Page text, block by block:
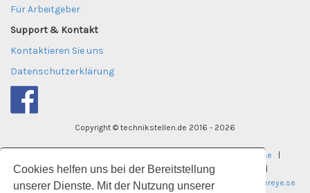
Cookies helfen uns bei der Bereitstellung
unserer Dienste. Mit der Nutzung unserer
Für Arbeitgeber
Support & Kontakt
Kontaktieren Sie uns
Datenschutzerklärung
Copyright © technikstellen.de 2016 - 2026
undervisningsjobb.se |
careereye.se |universitetsvakanser.se |careereye.se
|
sjukvardsvakanser.se| careereye.se|itvakanser.se careereye.se